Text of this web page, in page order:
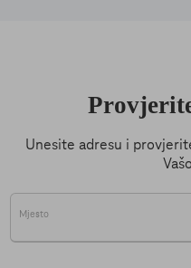
Unesite adresu i
Mjesto